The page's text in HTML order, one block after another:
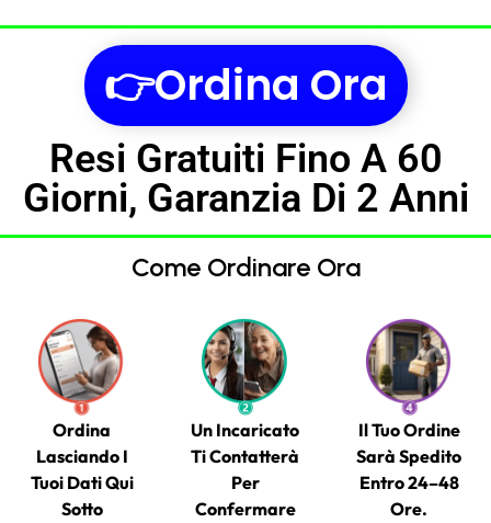
👉Ordina Ora
Resi Gratuiti Fino A 60
Giorni, Garanzia Di 2 Anni
Come Ordinare Ora
Ordina
Lasciando I
Tuoi Dati Qui
Sotto
Un Incaricato
Ti Contatterà
Per
Confermare
Il Tuo Ordine
Sarà Spedito
Entro 24–48
Ore.